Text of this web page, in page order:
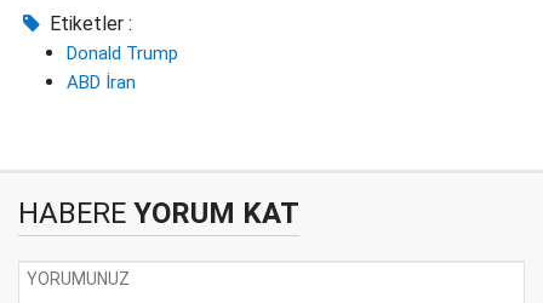
Etiketler :
Donald Trump
ABD İran
HABERE YORUM KAT